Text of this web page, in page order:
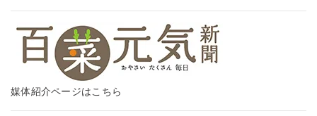
媒体紹介ページはこちら